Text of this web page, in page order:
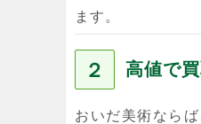
ます。
２ 高値で
おいだ美術なら